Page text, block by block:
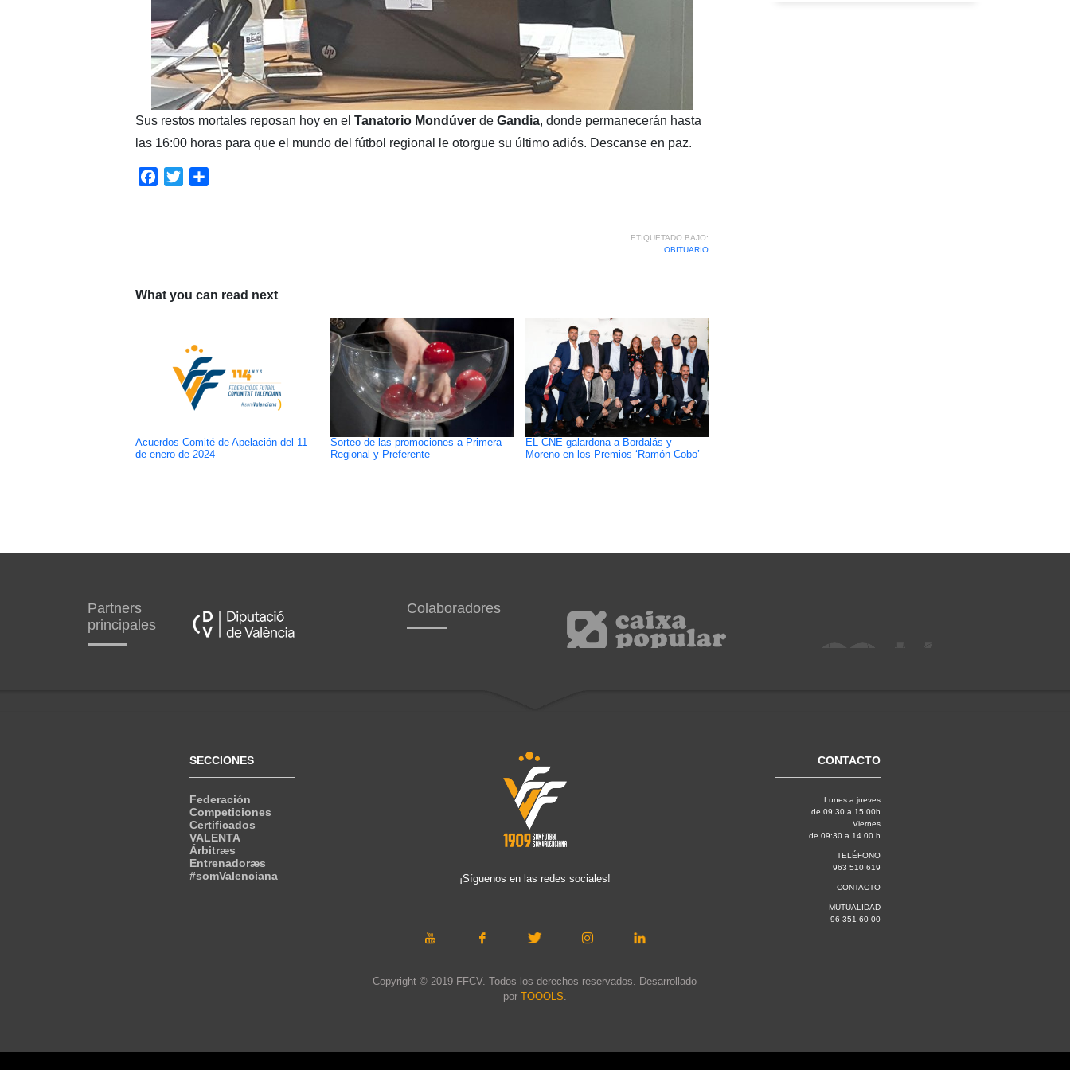
Sus restos mortales reposan hoy en el Tanatorio Mondúverde Gandia, donde permanecerán hasta
las 16:00 horas para que el mundo del fútbol regional le otorgue su último adiós. Descanse en paz.
Facebook
Twitter
ETIQUETADO BAJO:
OBITUARIO
What you can read next
Acuerdos Comité de Apelación del 11
de enero de 2024
Sorteo de las promociones a Primera
Regional y Preferente
EL CNE galardona a Bordalás y
Moreno en los Premios ‘Ramón Cobo’
Partners
principales
Colaboradores
SECCIONES
Federación
Competiciones
Certificados
VALENTA
Árbitræs
Entrenadoræs
#somValenciana
¡Síguenos en las redes sociales!
Copyright © 2019 FFCV. Todos los derechos reservados. Desarrollado
por TOOOLS.
CONTACTO
Lunes a jueves
de 09:30 a 15.00h
Viernes
de 09:30 a 14.00 h
TELÉFONO
963 510 619
CONTACTO
MUTUALIDAD
96 351 60 00